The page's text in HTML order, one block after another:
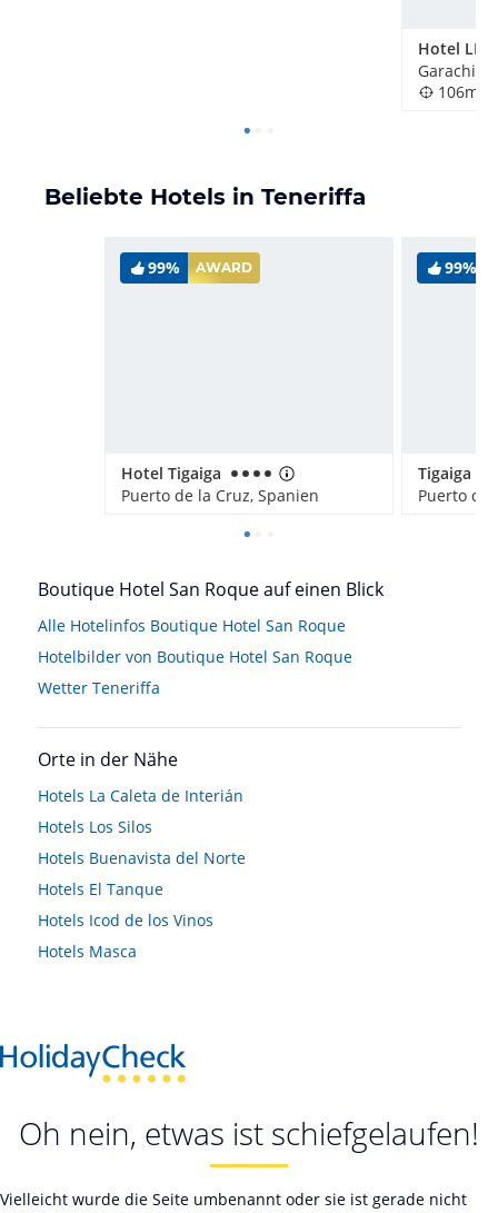
106m
Beliebte Hotels in Teneriffa
99% AWARD
Hotel Tigaiga
Puerto de la Cruz, Spanien
99%
Tigaiga
Puerto de
Boutique Hotel San Roque auf einen Blick
Alle Hotelinfos Boutique Hotel San Roque
Hotelbilder von Boutique Hotel San Roque
Wetter Teneriffa
Orte in der Nähe
Hotels La Caleta de Interián
Hotels Los Silos
Hotels Buenavista del Norte
Hotels El Tanque
Hotels Icod de los Vinos
Hotels Masca
Oh nein, etwas ist schiefgelaufen!
Vielleicht wurde die Seite umbenannt oder sie ist gerade nicht